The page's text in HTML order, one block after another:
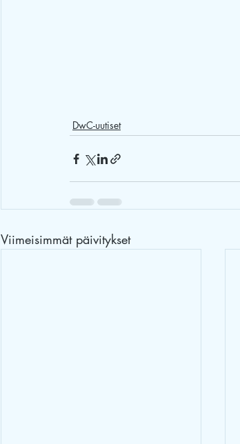
DwC-uutiset
Viimeisimmät päivitykset